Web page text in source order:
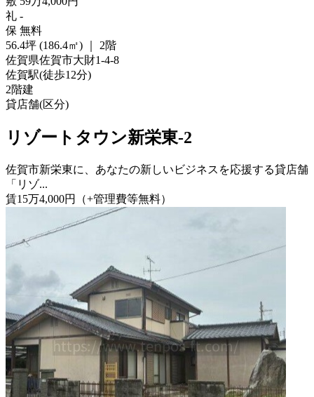
礼 -
保 無料
56.4坪 (186.4㎡)
2階
佐賀県佐賀市大財1-4-8
佐賀駅(徒歩12分)
2階建
貸店舗(区分)
リゾートタウン新栄東-2
佐賀市新栄東に、あなたの新しいビジネスを応援する貸店舗
「リゾ...
賃15万4,000円 （+管理費等無料）